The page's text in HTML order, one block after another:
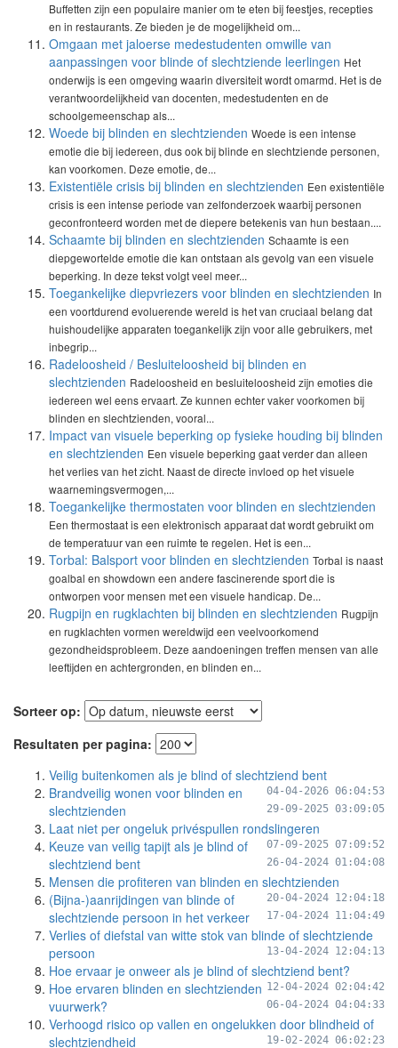
Buffetten zijn een populaire manier om te eten bij feestjes, recepties
en in restaurants. Ze bieden je de mogelijkheid om...
Omgaan met jaloerse medestudenten omwille van
aanpassingen voor blinde of slechtziende leerlingen Het
onderwijs is een omgeving waarin diversiteit wordt omarmd. Het is de
verantwoordelijkheid van docenten, medestudenten en de
schoolgemeenschap als...
Woede bij blinden en slechtzienden Woede is een intense
emotie die bij iedereen, dus ook bij blinde en slechtziende personen,
kan voorkomen. Deze emotie, de...
Existentiële crisis bij blinden en slechtzienden Een existentiële
crisis is een intense periode van zelfonderzoek waarbij personen
geconfronteerd worden met de diepere betekenis van hun bestaan....
Schaamte bij blinden en slechtzienden Schaamte is een
diepgewortelde emotie die kan ontstaan als gevolg van een visuele
beperking. In deze tekst volgt veel meer...
Toegankelijke diepvriezers voor blinden en slechtzienden In
een voortdurend evoluerende wereld is het van cruciaal belang dat
huishoudelijke apparaten toegankelijk zijn voor alle gebruikers, met
inbegrip...
Radeloosheid / Besluiteloosheid bij blinden en
slechtzienden Radeloosheid en besluiteloosheid zijn emoties die
iedereen wel eens ervaart. Ze kunnen echter vaker voorkomen bij
blinden en slechtzienden, vooral...
Impact van visuele beperking op fysieke houding bij blinden
en slechtzienden Een visuele beperking gaat verder dan alleen
het verlies van het zicht. Naast de directe invloed op het visuele
waarnemingsvermogen,...
Toegankelijke thermostaten voor blinden en slechtzienden
Een thermostaat is een elektronisch apparaat dat wordt gebruikt om
de temperatuur van een ruimte te regelen. Het is een...
Torbal: Balsport voor blinden en slechtzienden Torbal is naast
goalbal en showdown een andere fascinerende sport die is
ontworpen voor mensen met een visuele handicap. De...
Rugpijn en rugklachten bij blinden en slechtzienden Rugpijn
en rugklachten vormen wereldwijd een veelvoorkomend
gezondheidsprobleem. Deze aandoeningen treffen mensen van alle
leeftijden en achtergronden, en blinden en...
Sorteer op:
Resultaten per pagina:
Veilig buitenkomen als je blind of slechtziend bent
04-04-2026 06:04:53
Brandveilig wonen voor blinden en
slechtzienden
29-09-2025 03:09:05
Laat niet per ongeluk privéspullen rondslingeren
07-09-2025 07:09:52
Keuze van veilig tapijt als je blind of
slechtziend bent
26-04-2024 01:04:08
Mensen die profiteren van blinden en slechtzienden
20-04-2024 12:04:18
(Bijna-)aanrijdingen van blinde of
slechtziende persoon in het verkeer
17-04-2024 11:04:49
Verlies of diefstal van witte stok van blinde of slechtziende
persoon
13-04-2024 12:04:13
Hoe ervaar je onweer als je blind of slechtziend bent?
12-04-2024 02:04:42
Hoe ervaren blinden en slechtzienden
vuurwerk?
06-04-2024 04:04:33
Verhoogd risico op vallen en ongelukken door blindheid of
slechtziendheid
19-02-2024 06:02:23